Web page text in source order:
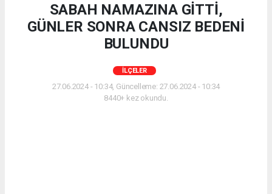
SABAH NAMAZINA GİTTİ,
GÜNLER SONRA CANSIZ BEDENİ
BULUNDU
İLÇELER
27.06.2024 - 10:34, Güncelleme: 27.06.2024 - 10:34
8440+ kez okundu.